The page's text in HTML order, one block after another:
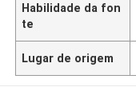
Habilidade da fon
te
Lugar de origem